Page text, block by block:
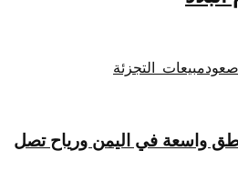
مبيعات_التجزئة
واسعة في اليمن ورياح تصل